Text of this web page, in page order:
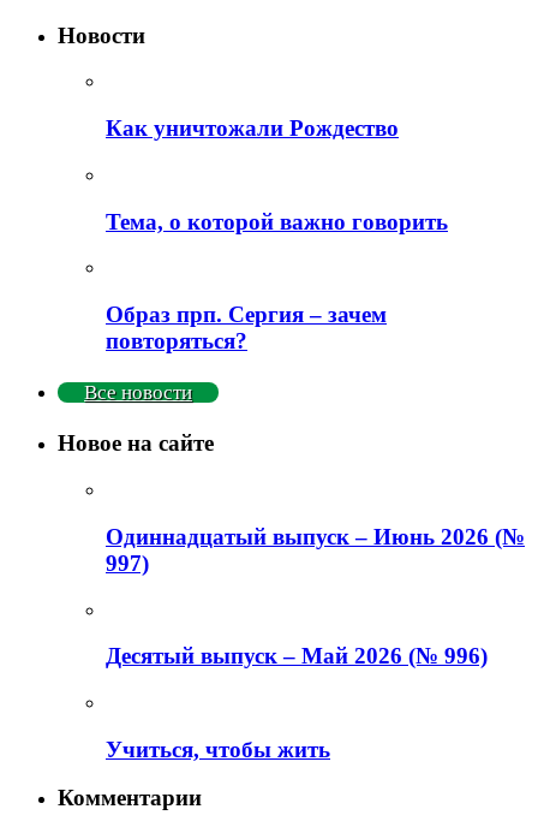
Новости
Как уничтожали Рождество
Тема, о которой важно говорить
Образ прп. Сергия – зачем
повторяться?
Все новости
Новое на сайте
Одиннадцатый выпуск – Июнь 2026 (№
997)
Деcятый выпуск – Май 2026 (№ 996)
Учиться, чтобы жить
Комментарии